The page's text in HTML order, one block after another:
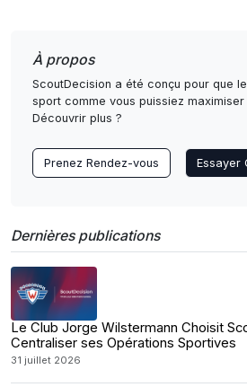
À propos
ScoutDecision a été conçu pour que
sport comme vous puissiez
Découvrir plus ?
Prenez Rendez-vous Essayer
Dernières publications
Le Club Jorge Wilstermann Choisit
Centraliser ses Opérations Sportives
31 juillet 2026